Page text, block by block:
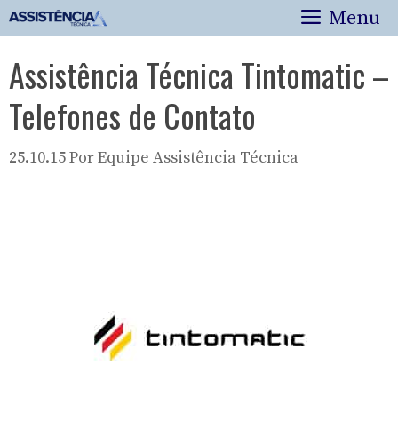
Pular
para
conteúdo
Menu
Assistência Técnica Tintomatic –
Telefones de Contato
25.10.15PorEquipe Assistência Técnica